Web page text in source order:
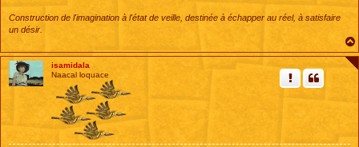
Construction de l'imagination à l'état de veille, destinée à échapper au réel, à satisfaire
un désir.
isamidala
Naacal loquace